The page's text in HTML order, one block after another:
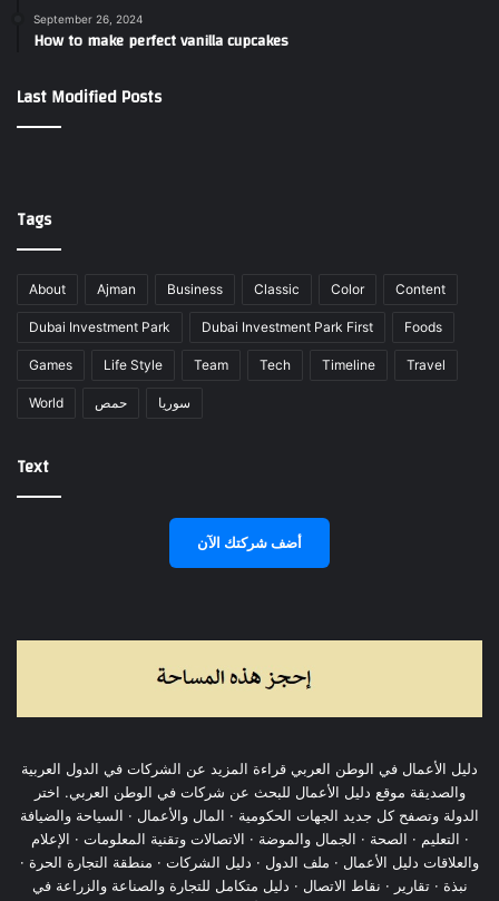
September 26, 2024
How to make perfect vanilla cupcakes
Last Modified Posts
Tags
About Ajman Business Classic Color Content
Dubai Investment Park Dubai Investment Park First Foods
Games Life Style Team Tech Timeline Travel
World حمص سوريا
Text
أضف شركتك الآن
دليل الأعمال في الوطن العربي قراءة المزيد عن الشركات في الدول العربية
والصديقة موقع دليل الأعمال للبحث عن شركات في الوطن العربي. اختر
الدولة وتصفح كل جديد الجهات الحكومية · المال والأعمال · السياحة والضيافة
· التعليم · الصحة · الجمال والموضة · الاتصالات وتقنية المعلومات · الإعلام
والعلاقات دليل الأعمال · ملف الدول · دليل الشركات · منطقة التجارة الحرة ·
نبذة · تقارير · نقاط الاتصال · دليل متكامل للتجارة والصناعة والزراعة في